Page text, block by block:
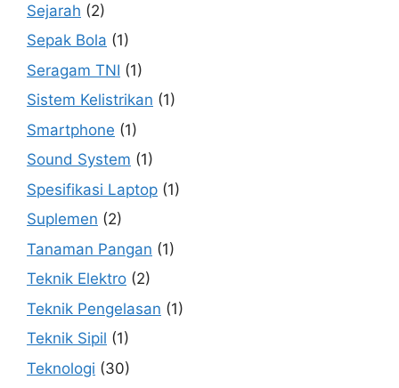
Sejarah (2)
Sepak Bola (1)
Seragam TNI (1)
Sistem Kelistrikan (1)
Smartphone (1)
Sound System (1)
Spesifikasi Laptop (1)
Suplemen (2)
Tanaman Pangan (1)
Teknik Elektro (2)
Teknik Pengelasan (1)
Teknik Sipil (1)
Teknologi (30)